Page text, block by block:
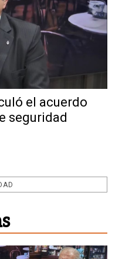
el acuerdo
seguridad